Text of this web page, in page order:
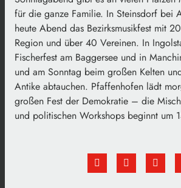
für die ganze Familie. In Steinsdorf bei
heute Abend das Bezirksmusikfest mit
Region und über 40 Vereinen. In
Fischerfest am Baggersee und in
und am Sonntag beim großen Kelten
Antike abtauchen. Pfaffenhofen lädt
großen Fest der Demokratie – die
und politischen Workshops beginnt um